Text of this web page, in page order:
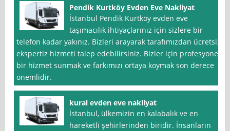
Pendik Kurtköy Evden Eve Nakliyat
İstanbul Pendik Kurtköy evden eve
taşımacılık ihtiyaçlarınız için sizlere bir
telefon kadar yakınız. Bizleri arayarak tarafımızdan ücretsiz
ekspertiz hizmeti talep edebilirsiniz. Bizler için profesyonel
bir hizmet sunmak ve farkımızı ortaya koymak son derece
önemlidir.
kural evden eve nakliyat
İstanbul, ülkemizin en kalabalık ve en
hareketli şehirlerinden biridir. İnsanların